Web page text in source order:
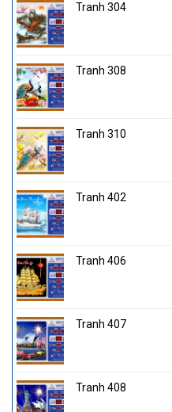
Tranh 304
Tranh 308
Tranh 310
Tranh 402
Tranh 406
Tranh 407
Tranh 408